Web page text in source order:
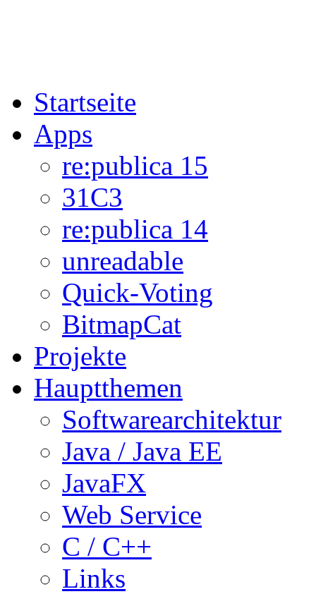
Startseite
Apps
re:publica 15
31C3
re:publica 14
unreadable
Quick-Voting
BitmapCat
Projekte
Hauptthemen
Softwarearchitektur
Java / Java EE
JavaFX
Web Service
C / C++
Links